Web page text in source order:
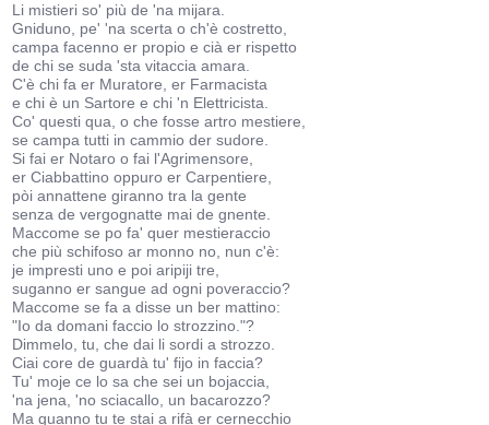
Li mistieri so' più de 'na mijara.
Gniduno, pe' 'na scerta o ch'è costretto,
campa facenno er propio e cià er rispetto
de chi se suda 'sta vitaccia amara.
C'è chi fa er Muratore, er Farmacista
e chi è un Sartore e chi 'n Elettricista.
Co' questi qua, o che fosse artro mestiere,
se campa tutti in cammio der sudore.
Si fai er Notaro o fai l'Agrimensore,
er Ciabbattino oppuro er Carpentiere,
pòi annattene giranno tra la gente
senza de vergognatte mai de gnente.
Maccome se po fa' quer mestieraccio
che più schifoso ar monno no, nun c'è:
je impresti uno e poi aripiji tre,
suganno er sangue ad ogni poveraccio?
Maccome se fa a disse un ber mattino:
"Io da domani faccio lo strozzino."?
Dimmelo, tu, che dai li sordi a strozzo.
Ciai core de guardà tu' fijo in faccia?
Tu' moje ce lo sa che sei un bojaccia,
'na jena, 'no sciacallo, un bacarozzo?
Ma quanno tu te stai a rifà er cernecchio